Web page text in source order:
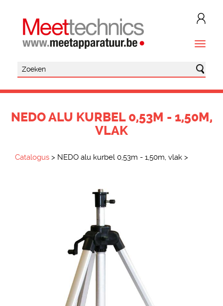
NEDO ALU KURBEL 0,53M - 1,50M,
VLAK
Catalogus > NEDO alu kurbel 0,53m - 1,50m, vlak >